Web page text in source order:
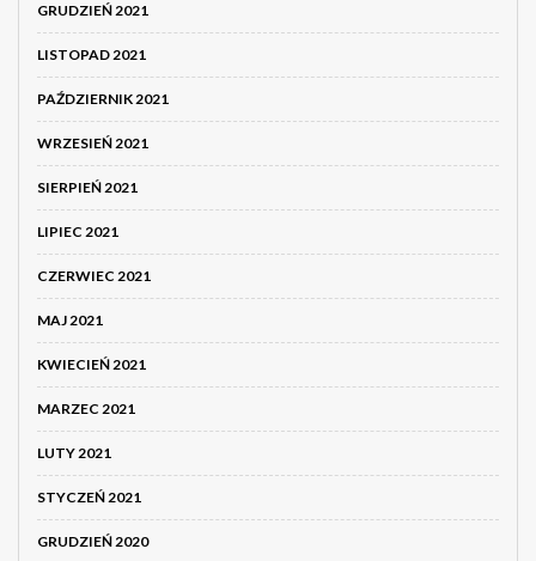
GRUDZIEŃ 2021
LISTOPAD 2021
PAŹDZIERNIK 2021
WRZESIEŃ 2021
SIERPIEŃ 2021
LIPIEC 2021
CZERWIEC 2021
MAJ 2021
KWIECIEŃ 2021
MARZEC 2021
LUTY 2021
STYCZEŃ 2021
GRUDZIEŃ 2020